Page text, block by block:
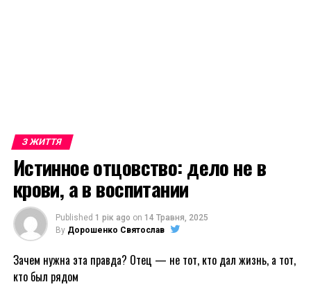
З ЖИТТЯ
Истинное отцовство: дело не в
крови, а в воспитании
Published 1 рік ago on 14 Травня, 2025
By Дорошенко Святослав
Зачем нужна эта правда? Отец — не тот, кто дал жизнь, а тот,
кто был рядом